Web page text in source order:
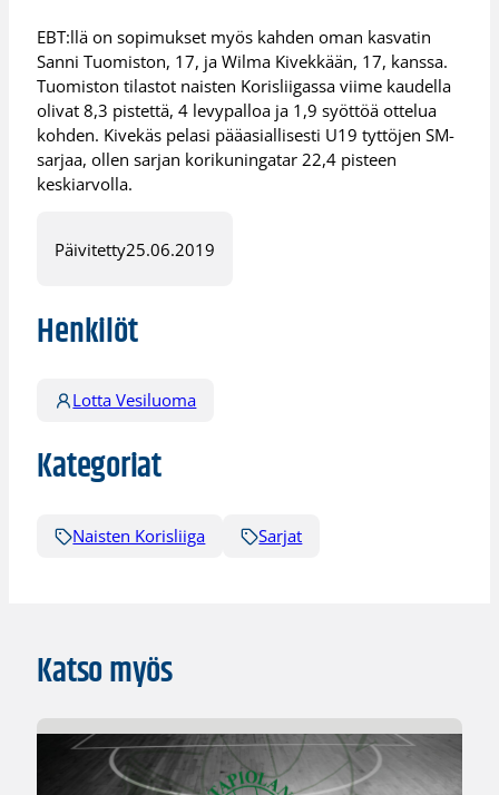
EBT:llä on sopimukset myös kahden oman kasvatin
Sanni Tuomiston, 17, ja Wilma Kivekkään, 17, kanssa.
Tuomiston tilastot naisten Korisliigassa viime kaudella
olivat 8,3 pistettä, 4 levypalloa ja 1,9 syöttöä ottelua
kohden. Kivekäs pelasi pääasiallisesti U19 tyttöjen SM-
sarjaa, ollen sarjan korikuningatar 22,4 pisteen
keskiarvolla.
Päivitetty25.06.2019
Henkilöt
Lotta Vesiluoma
Kategoriat
Naisten Korisliiga Sarjat
Katso myös